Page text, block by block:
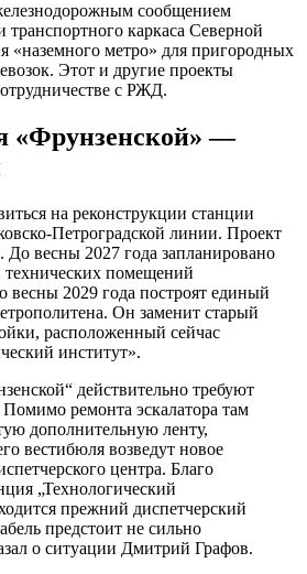
сообщением
транспортного каркаса Северной
«наземного метро» для пригородных
Этот и другие проекты
с РЖД.
«Фрунзенской» —
на реконструкции станции
Петроградской линии. Проект
До весны 2027 года запланировано
технических помещений
весны 2029 года построят единый
Он заменит старый
расположенный сейчас
институт».
действительно требуют
ремонта эскалатора там
дополнительную ленту,
вестибюля возведут новое
центра. Благо
„Технологический
прежний диспетчерский
предстоит не сильно
о ситуации Дмитрий Графов.